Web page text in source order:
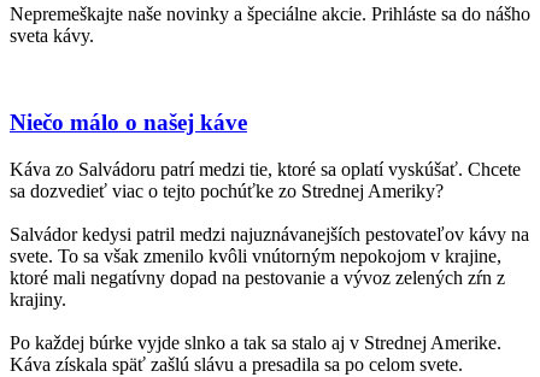
Nepremeškajte naše novinky a špeciálne akcie. Prihláste sa do nášho
sveta kávy.
Niečo málo o našej káve
Káva zo Salvádoru patrí medzi tie, ktoré sa oplatí vyskúšať. Chcete
sa dozvedieť viac o tejto pochúťke zo Strednej Ameriky?
Salvádor kedysi patril medzi najuznávanejších pestovateľov kávy na
svete. To sa však zmenilo kvôli vnútorným nepokojom v krajine,
ktoré mali negatívny dopad na pestovanie a vývoz zelených zŕn z
krajiny.
Po každej búrke vyjde slnko a tak sa stalo aj v Strednej Amerike.
Káva získala späť zašlú slávu a presadila sa po celom svete.